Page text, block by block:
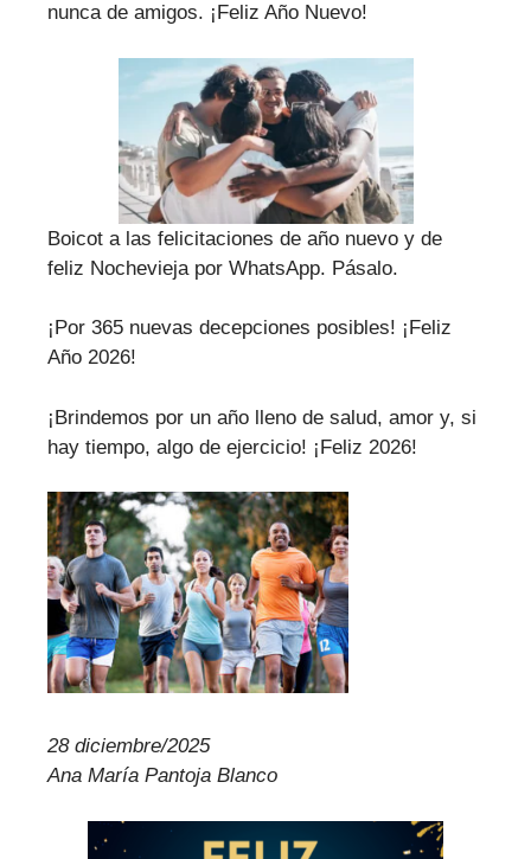
nunca de amigos. ¡Feliz Año Nuevo!
Boicot a las felicitaciones de año nuevo y de
feliz Nochevieja por WhatsApp. Pásalo.
¡Por 365 nuevas decepciones posibles! ¡Feliz
Año 2026!
¡Brindemos por un año lleno de salud, amor y, si
hay tiempo, algo de ejercicio! ¡Feliz 2026!
28 diciembre/2025
Ana María Pantoja Blanco